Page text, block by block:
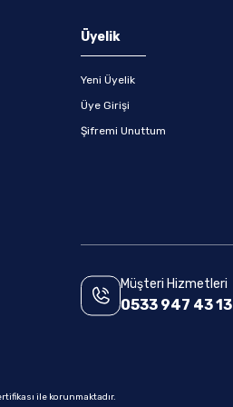
Üyelik
Yeni Üyelik
Üye Girişi
Şifremi Unuttum
Müşteri Hizmetleri
0533 947 43 13
ile korunmaktadır.